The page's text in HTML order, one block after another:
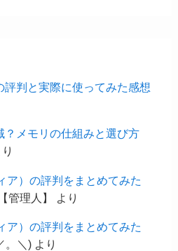
評判と実際に使ってみた感想
？メモリの仕組みと選び方
ア）の評判をまとめてみた
管理人】 より
ア）の評判をまとめてみた
。＼)より